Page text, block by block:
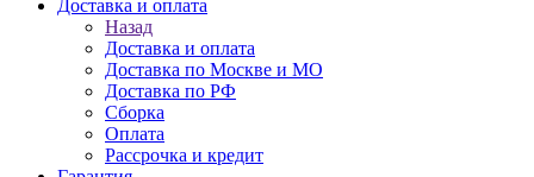
Доставка и оплата
Назад
Доставка и оплата
Доставка по Москве и МО
Доставка по РФ
Сборка
Оплата
Рассрочка и кредит